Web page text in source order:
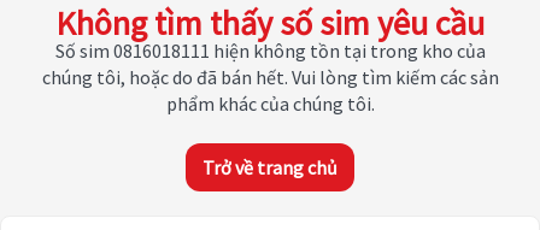
Không tìm thấy số sim yêu cầu
Số sim 0816018111 hiện không tồn tại trong kho của
chúng tôi, hoặc do đã bán hết. Vui lòng tìm kiếm các sản
phẩm khác của chúng tôi.
Trở về trang chủ